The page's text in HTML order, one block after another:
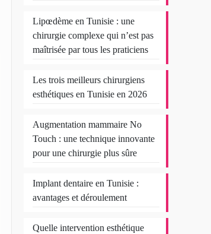
Lipœdème en Tunisie : une
chirurgie complexe qui n’est pas
maîtrisée par tous les praticiens
Les trois meilleurs chirurgiens
esthétiques en Tunisie en 2026
Augmentation mammaire No
Touch : une technique innovante
pour une chirurgie plus sûre
Implant dentaire en Tunisie :
avantages et déroulement
Quelle intervention esthétique